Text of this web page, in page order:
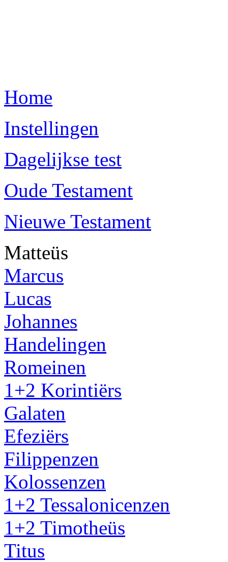
Home
Instellingen
Dagelijkse test
Oude Testament
Nieuwe Testament
Matteüs
Marcus
Lucas
Johannes
Handelingen
Romeinen
1+2 Korintiërs
Galaten
Efeziërs
Filippenzen
Kolossenzen
1+2 Tessalonicenzen
1+2 Timotheüs
Titus